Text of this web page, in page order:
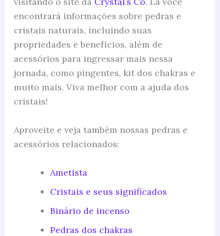
encontrará informações sobre pedras e
cristais naturais, incluindo suas
propriedades e benefícios, além de
acessórios para ingressar mais nessa
jornada, como pingentes, kit dos chakras e
muito mais. Viva melhor com a ajuda dos
cristais!
Aproveite e veja também nossas pedras e
acessórios relacionados:
Ametista
Cristais e seus significados
Binário de incenso
Pedras dos chakras